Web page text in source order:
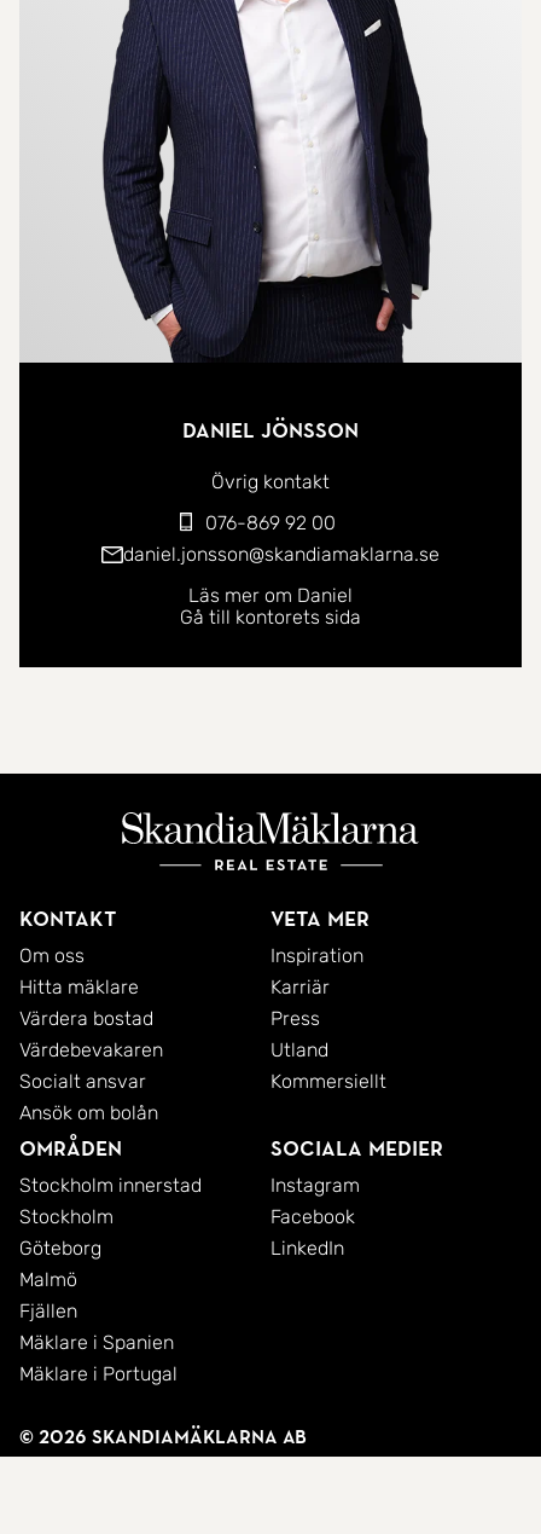
Daniel Jönsson
Övrig kontakt
076-869 92 00
daniel.jonsson@skandiamaklarna.se
Läs mer om Daniel
Gå till kontorets sida
Kontakt
Om oss
Hitta mäklare
Värdera bostad
Värdebevakaren
Socialt ansvar
Ansök om bolån
Veta mer
Inspiration
Karriär
Press
Utland
Kommersiellt
Områden
Stockholm innerstad
Stockholm
Göteborg
Malmö
Fjällen
Mäklare i Spanien
Mäklare i Portugal
Sociala medier
Instagram
Facebook
LinkedIn
© 2026 SkandiaMäklarna AB